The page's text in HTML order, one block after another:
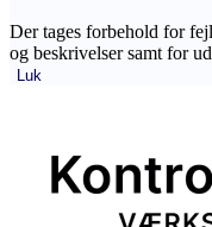
Der tages forbehold for
og beskrivelser samt for
Luk